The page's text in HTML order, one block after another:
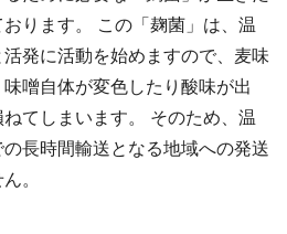
ります。 この「麹菌」は、温
発に活動を始めますので、麦味
噌自体が変色したり酸味が出
てしまいます。 そのため、温
長時間輸送となる地域への発送
。